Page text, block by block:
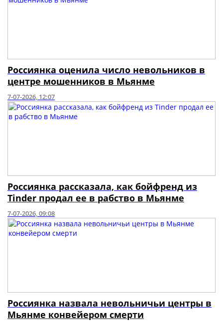
Россиянка оценила число невольников в
центре мошенников в Мьянме
7-07-2026, 12:07
Россиянка рассказала, как бойфренд из
Tinder продал ее в рабство в Мьянме
7-07-2026, 09:08
Россиянка назвала невольничьи центры в
Мьянме конвейером смерти